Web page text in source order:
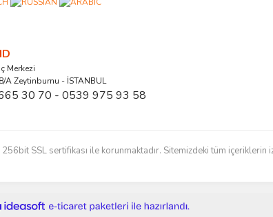
Merkezi
A Zeytinburnu - İSTANBUL
30 70 - 0539 975 93 58
SSL sertifikası ile korunmaktadır. Sitemizdeki tüm içeriklerin
ideasoft
e-